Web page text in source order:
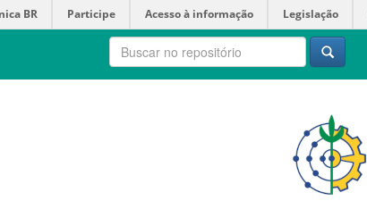
BR Participe Acesso à informação Legislação